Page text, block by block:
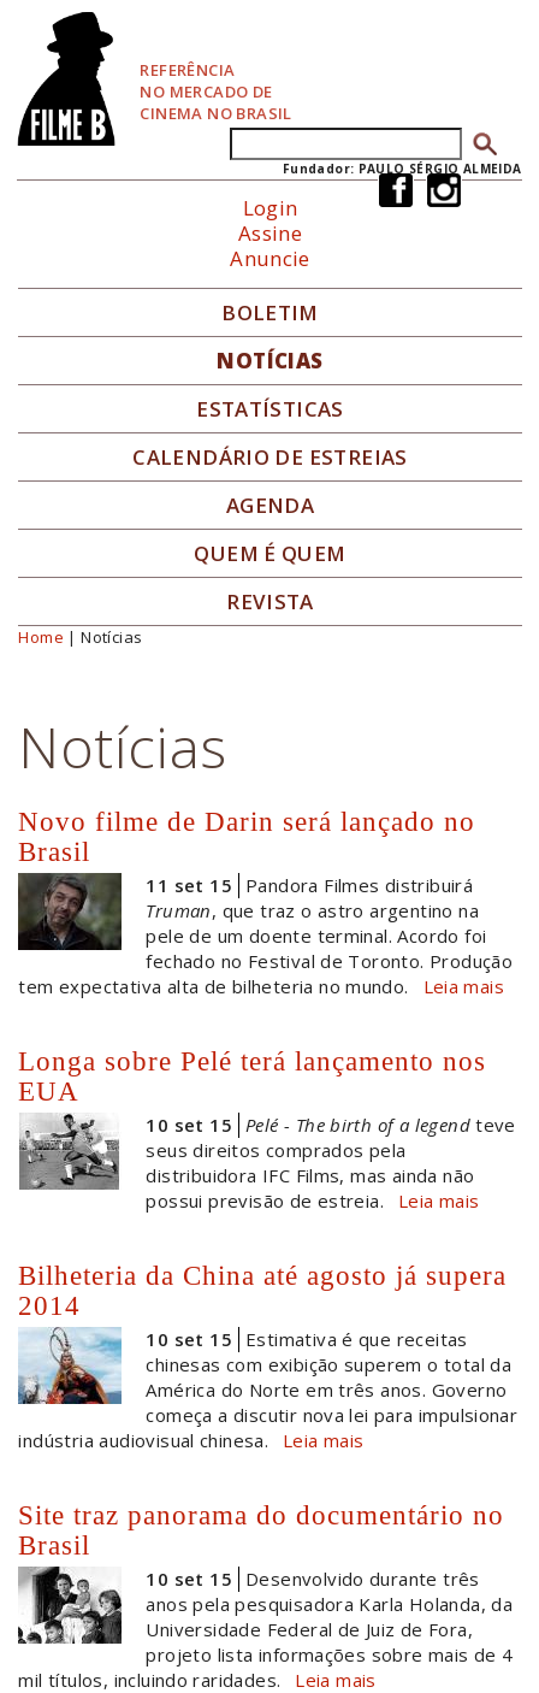
REFERÊNCIA
NO MERCADO DE
CINEMA NO BRASIL
Formulário de busca
Fundador: PAULO SÉRGIO ALMEIDA
Login
Assine
Anuncie
BOLETIM
NOTÍCIAS
ESTATÍSTICAS
CALENDÁRIO DE ESTREIAS
AGENDA
QUEM É QUEM
REVISTA
Você está aqui
Home | Notícias
Notícias
Novo filme de Darin será lançado no
Brasil
11 set 15
Pandora Filmes distribuirá
Truman, que traz o astro argentino na
pele de um doente terminal. Acordo foi
fechado no Festival de Toronto. Produção
tem expectativa alta de bilheteria no mundo.
Leia mais
Longa sobre Pelé terá lançamento nos
EUA
10 set 15 Pelé - The birth of a legendteve
seus direitos comprados pela
distribuidora IFC Films, mas ainda não
possui previsão de estreia.
Leia mais
Bilheteria da China até agosto já supera
2014
10 set 15
Estimativa é que receitas
chinesas com exibição superem o total da
América do Norte em três anos. Governo
começa a discutir nova lei para impulsionar
indústria audiovisual chinesa.
Leia mais
Site traz panorama do documentário no
Brasil
10 set 15
Desenvolvido durante três
anos pela pesquisadora Karla Holanda, da
Universidade Federal de Juiz de Fora,
projeto lista informações sobre mais de 4
mil títulos, incluindo raridades.
Leia mais